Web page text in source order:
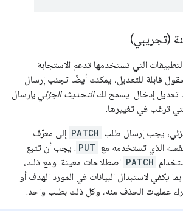
(تجريبي)
التي تستخدمها تدعم الاستجابة
قابلة للتعديل، يمكنك أيضًا تجنب إرسال
تعديل إدخال. يسمح لكالتحديث الجزئي بإرسال
ترغب في تغييرها.
يجب إرسال طلب PATCH إلى معرّف
PUT . يجب أن تتبع
PATCH اصطلاحات معينة. ومع ذلك،
بما يكفي لاستبدال البيانات في المورد الهدف أو
عمليات الحذف منه، وكل ذلك بطلب واحد.